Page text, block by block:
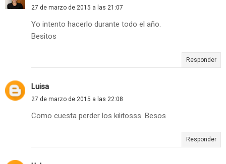
27 de marzo de 2015 a las 21:07
Yo intento hacerlo durante todo el año.
Besitos
Responder
Luisa
27 de marzo de 2015 a las 22:08
Como cuesta perder los kilitosss. Besos
Responder